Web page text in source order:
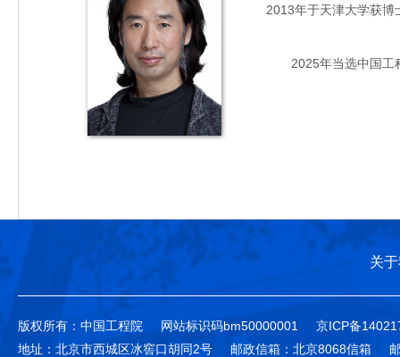
2013年于天津大学获博
2025年当选中国工
关
版权所有：中国工程院 网站标识码bm50000001
京ICP备
地址：北京市西城区冰窖口胡同2号
邮政信箱：北京8068信箱